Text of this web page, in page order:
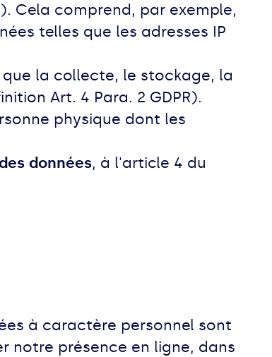
Cela comprend, par exemple,
telles que les adresses IP
la collecte, le stockage, la
Art. 4 Para. 2 GDPR).
physique dont les
données, à l'article 4 du
à caractère personnel sont
notre présence en ligne, dans